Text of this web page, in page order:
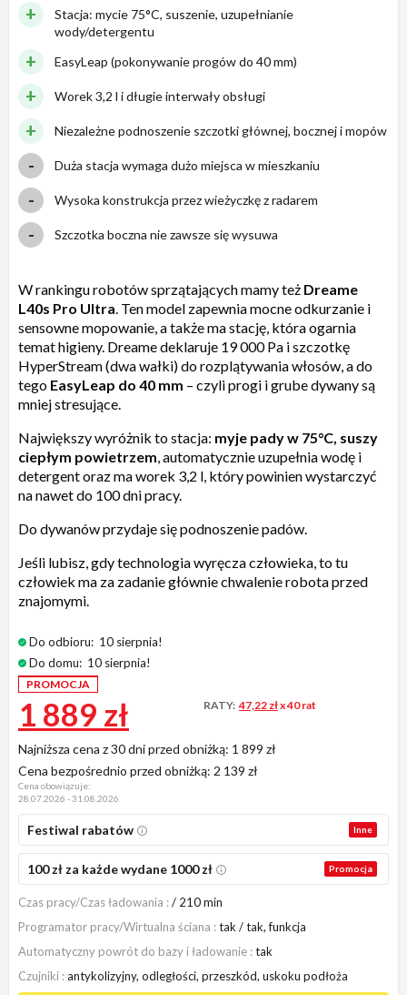
Stacja: mycie 75°C, suszenie, uzupełnianie
wody/detergentu
EasyLeap (pokonywanie progów do 40 mm)
Worek 3,2 l i długie interwały obsługi
Niezależne podnoszenie szczotki głównej, bocznej i mopów
Duża stacja wymaga dużo miejsca w mieszkaniu
Wysoka konstrukcja przez wieżyczkę z radarem
Szczotka boczna nie zawsze się wysuwa
W rankingu robotów sprzątających mamy też Dreame
L40s Pro Ultra. Ten model zapewnia mocne odkurzanie i
sensowne mopowanie, a także ma stację, która ogarnia
temat higieny. Dreame deklaruje 19 000 Pa i szczotkę
HyperStream (dwa wałki) do rozplątywania włosów, a do
tego EasyLeap do 40 mm – czyli progi i grube dywany są
mniej stresujące.
Największy wyróżnik to stacja: myje pady w 75°C, suszy
ciepłym powietrzem, automatycznie uzupełnia wodę i
detergent oraz ma worek 3,2 l, który powinien wystarczyć
na nawet do 100 dni pracy.
Do dywanów przydaje się podnoszenie padów.
Jeśli lubisz, gdy technologia wyręcza człowieka, to tu
człowiek ma za zadanie głównie chwalenie robota przed
znajomymi.
Do odbioru: 10 sierpnia!
Do domu: 10 sierpnia!
PROMOCJA
1 889 zł
Najniższa cena z 30 dni przed obniżką: 1 899 zł
Cena bezpośrednio przed obniżką: 2 139 zł
Cena obowiązuje:
28.07.2026 - 31.08.2026
RATY: 47,22 złx 40 rat
Inne
Festiwal rabatów
Promocja
100 zł za każde wydane 1000 zł
Czas pracy/Czas ładowania
/ 210 min
Programator pracy/Wirtualna ściana
tak / tak, funkcja
Automatyczny powrót do bazy i ładowanie tak
Czujniki antykolizyjny, odległości, przeszkód, uskoku podłoża